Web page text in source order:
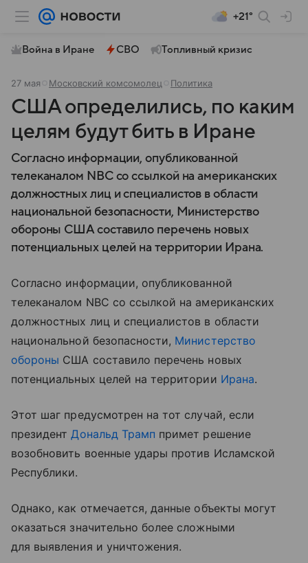
+21°
Война в Иране СВО Топливный кризис
27 мая Московский комсомолец Политика
США определились, по каким
целям будут бить в Иране
Согласно информации, опубликованной
телеканалом NBC со ссылкой на американских
должностных лиц и специалистов в области
национальной безопасности, Министерство
обороны США составило перечень новых
потенциальных целей на территории Ирана.
Согласно информации, опубликованной
телеканалом NBC со ссылкой на американских
должностных лиц и специалистов в области
национальной безопасности, Министерство
обороны США составило перечень новых
потенциальных целей на территории Ирана.
Этот шаг предусмотрен на тот случай, если
президентДональд Трамп примет решение
возобновить военные удары против Исламской
Республики.
Однако, как отмечается, данные объекты могут
оказаться значительно более сложными
для выявления и уничтожения.